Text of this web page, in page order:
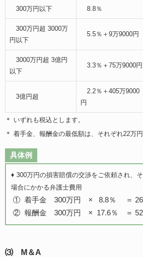
300万円以下 8.8％
300万円超 3000万
円以下
5.5％＋9万9000円
3000万円超 3億円
以下
3.3％＋75万9000円
3億円超
2.2％＋405万9000
円
＊ いずれも税込とします。
＊ 着手金、報酬金の最低額は、それぞれ22万円
具体例
♦ 300万円の損害賠償の交渉をご依頼され、
場合にかかる弁護士費用
① 着手金 300万円 × 8.8％ ＝ 26万
② 報酬金 300万円 × 17.6％ ＝ 52万
⑶ M＆A